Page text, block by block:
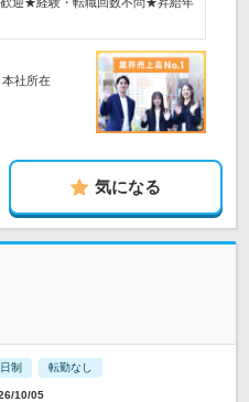
社所在
気になる
制 転勤なし
10/05